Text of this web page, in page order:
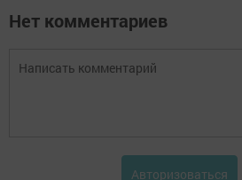
Нет комментариев
Авторизоваться